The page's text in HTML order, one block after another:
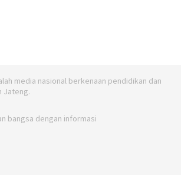
media nasional berkenaan pendidikan dan
Jateng.
bangsa dengan informasi